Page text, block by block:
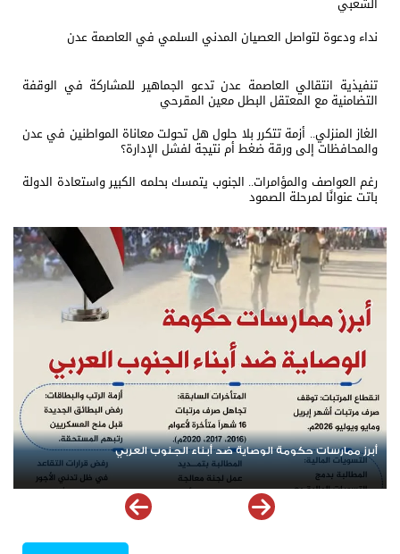
نداء ودعوة لتواصل العصيان المدني السلمي في العاصمة عدن
تنفيذية انتقالي العاصمة عدن تدعو الجماهير للمشاركة في الوقفة
التضامنية مع المعتقل البطل معين المقرحي
الغاز المنزلي.. أزمة تتكرر بلا حلول هل تحولت معاناة المواطنين في عدن
والمحافظات إلى ورقة ضغط أم نتيجة لفشل الإدارة؟
رغم العواصف والمؤامرات.. الجنوب يتمسك بحلمه الكبير واستعادة الدولة
باتت عنوانًا لمرحلة الصمود
إرادة شعب الجنوب وقيادته رمز